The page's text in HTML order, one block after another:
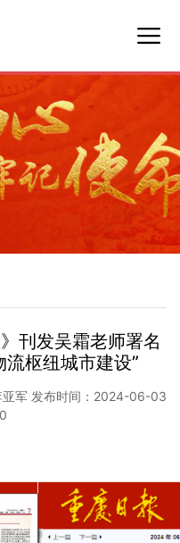
刊发吴霜老师署名
枢纽城市建设”
军 发布时间：2024-06-03